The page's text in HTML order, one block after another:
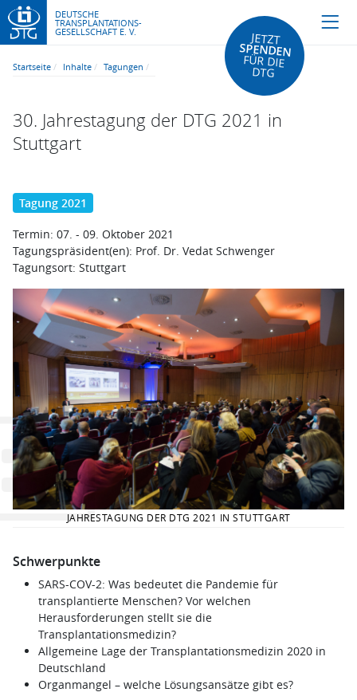
DEUTSCHE
TRANSPLANTATIONS-
GESELLSCHAFT E. V. JETZT
SPENDEN
FÜR DIE
DTG
Startseite Inhalte Tagungen
30. Jahrestagung der DTG 2021 in
Stuttgart
Tagung 2021
Termin: 07. - 09. Oktober 2021
Tagungspräsident(en): Prof. Dr. Vedat Schwenger
Tagungsort: Stuttgart
JAHRESTAGUNG DER DTG 2021 IN STUTTGART
Schwerpunkte
SARS-COV-2: Was bedeutet die Pandemie für
transplantierte Menschen? Vor welchen
Herausforderungen stellt sie die
Transplantationsmedizin?
Allgemeine Lage der Transplantationsmedizin 2020 in
Deutschland
Organmangel – welche Lösungsansätze gibt es?